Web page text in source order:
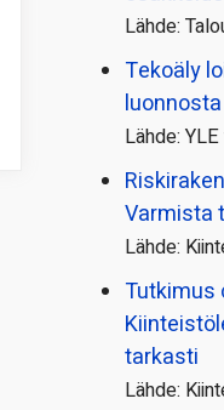
Lähde:
Tekoäly
luonnosta
Lähde:
Varmista
Lähde:
Tutkimus
tarkasti
Lähde: